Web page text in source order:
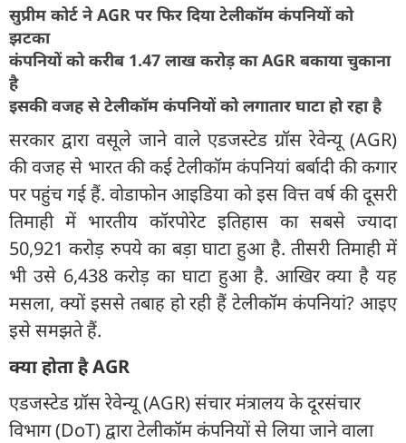
सुप्रीम कोर्ट ने AGR पर फिर दिया टेलीकॉम कंपनियों को
झटका
कंपनियों को करीब 1.47 लाख करोड़ का AGR बकाया चुकाना
है
इसकी वजह से टेलीकॉम कंपनियों को लगातार घाटा हो रहा है
सरकार द्वारा वसूले जाने वाले एडजस्टेड ग्रॉस रेवेन्यू (AGR)
की वजह से भारत की कई टेलीकॉम कंपनियां बर्बादी की कगार
पर पहुंच गई हैं. वोडाफोन आइडिया को इस वित्त वर्ष की दूसरी
तिमाही में भारतीय कॉरपोरेट इतिहास का सबसे ज्यादा
50,921 करोड़ रुपये का बड़ा घाटा हुआ है. तीसरी तिमाही में
भी उसे 6,438 करोड़ का घाटा हुआ है. आखिर क्या है यह
मसला, क्यों इससे तबाह हो रही हैं टेलीकॉम कंपनियां? आइए
इसे समझते हैं.
क्या होता है AGR
एडजस्टेड ग्रॉस रेवेन्यू (AGR) संचार मंत्रालय के दूरसंचार
विभाग (DoT) द्वारा टेलीकॉम कंपनियों से लिया जाने वाला